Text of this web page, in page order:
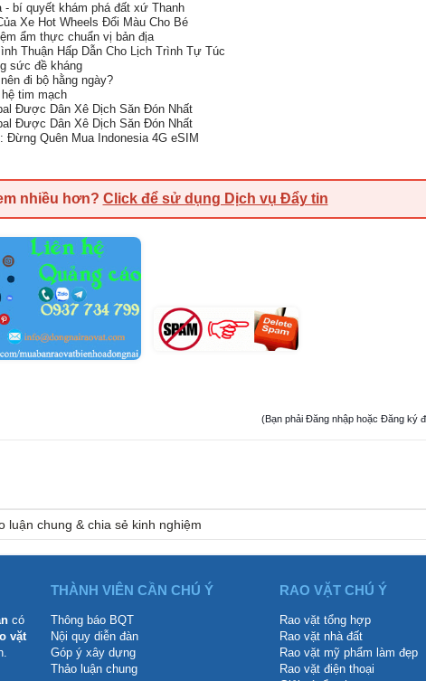
- bí quyết khám phá đất xứ Thanh
Xe Hot Wheels Đổi Màu Cho Bé
ẩm thực chuẩn vị bản địa
Thuận Hấp Dẫn Cho Lịch Trình Tự Túc
sức đề kháng
đi bộ hằng ngày?
tim mạch
Được Dân Xê Dịch Săn Đón Nhất
Được Dân Xê Dịch Săn Đón Nhất
Đừng Quên Mua Indonesia 4G eSIM
nhiều hơn? Click để sử dụng Dịch vụ Đẩy tin
(Bạn phải Đăng nhập hoặc Đăng ký
luận chung & chia sẻ kinh nghiệm
có
vặt
THÀNH VIÊN CẦN CHÚ Ý
Thông báo BQT
Nội quy diễn đàn
Góp ý xây dựng
Thảo luận chung
RAO VẶT CHÚ Ý
Rao vặt tổng hợp
Rao vặt nhà đất
Rao vặt mỹ phẩm làm đẹp
Rao vặt điện thoại